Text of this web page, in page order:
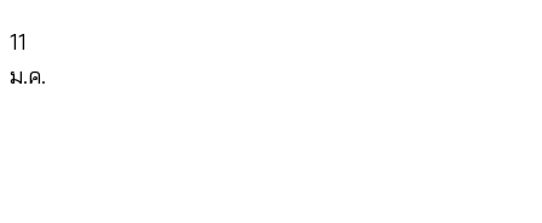
11
ม.ค.